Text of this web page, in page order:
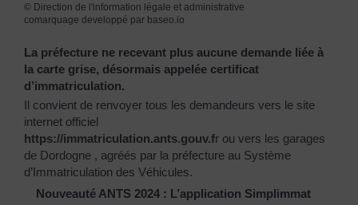
© Direction de l'information légale et administrative
comarquage developpé par baseo.io
La préfecture ne recevant plus aucune demande liée à
la carte grise, désormais appelée certificat
d’immatriculation.
Il convient de renvoyer tous les demandeurs vers le site
internet officiel
https://immatriculation.ants.gouv.fr ou vers les garages
de Dordogne , agréés par la préfecture au Système
d’Immatriculation des Véhicules.
Nouveauté ANTS 2024 : L’application Simplimmat